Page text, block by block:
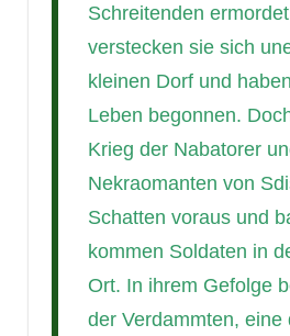
Schreitenden
verstecken sie sich
kleinen Dorf und
Leben begonnen.
Krieg der Nabatorer
Nekraomanten von
Schatten voraus und
kommen Soldaten in
Ort. In ihrem Gefolge
der Verdammten, eine